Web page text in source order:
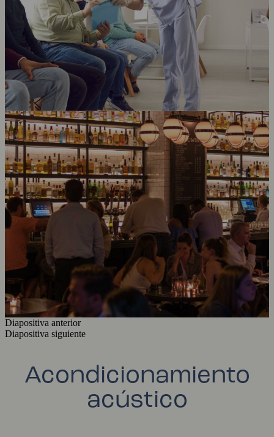
Diapositiva anterior
Diapositiva siguiente
Acondicionamiento
acústico